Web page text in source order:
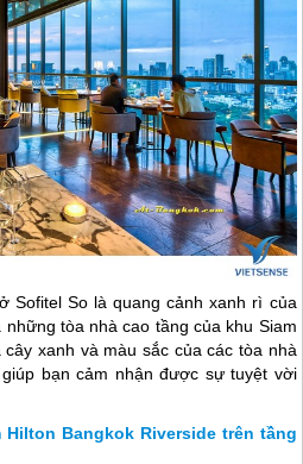
Sofitel So là quang cảnh xanh rì của
tòa nhà cao tầng của khu Siam
xanh và màu sắc của các tòa nhà
bạn cảm nhận được sự tuyệt vời
Bangkok Riverside trên tầng